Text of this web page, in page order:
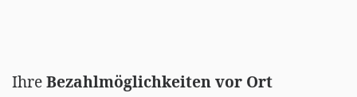
IhreBezahlmöglichkeiten vor Ort